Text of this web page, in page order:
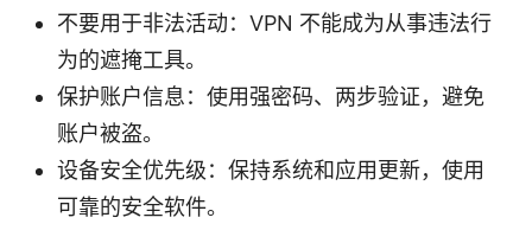
不要用于非法活动：VPN 不能成为从事违法行
为的遮掩工具。
保护账户信息：使用强密码、两步验证，避免
账户被盗。
设备安全优先级：保持系统和应用更新，使用
可靠的安全软件。